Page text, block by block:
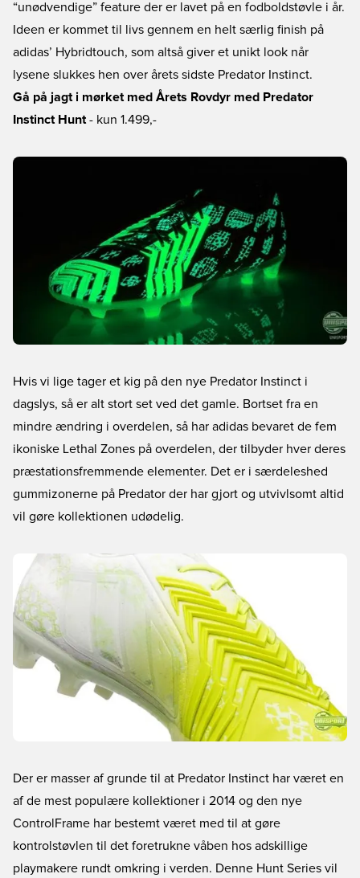
“unødvendige” feature der er lavet på en fodboldstøvle i år.
Ideen er kommet til livs gennem en helt særlig finish på
adidas’ Hybridtouch, som altså giver et unikt look når
lysene slukkes hen over årets sidste Predator Instinct.
Gå på jagt i mørket med Årets Rovdyr med Predator
Instinct Hunt - kun 1.499,-
Hvis vi lige tager et kig på den nye Predator Instinct i
dagslys, så er alt stort set ved det gamle. Bortset fra en
mindre ændring i overdelen, så har adidas bevaret de fem
ikoniske Lethal Zones på overdelen, der tilbyder hver deres
præstationsfremmende elementer. Det er i særdeleshed
gummizonerne på Predator der har gjort og utvivlsomt altid
vil gøre kollektionen udødelig.
Der er masser af grunde til at Predator Instinct har været en
af de mest populære kollektioner i 2014 og den nye
ControlFrame har bestemt været med til at gøre
kontrolstøvlen til det foretrukne våben hos adskillige
playmakere rundt omkring i verden. Denne Hunt Series vil